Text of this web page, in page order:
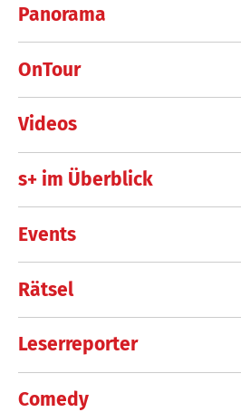
Panorama
OnTour
Videos
s+ im Überblick
Events
Rätsel
Leserreporter
Comedy